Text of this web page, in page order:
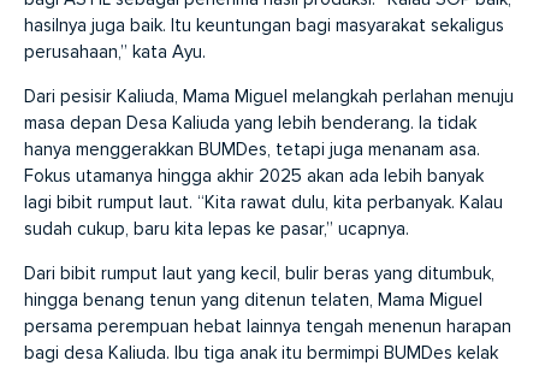
hasilnya juga baik. Itu keuntungan bagi masyarakat sekaligus
perusahaan,” kata Ayu.
Dari pesisir Kaliuda, Mama Miguel melangkah perlahan menuju
masa depan Desa Kaliuda yang lebih benderang. Ia tidak
hanya menggerakkan BUMDes, tetapi juga menanam asa.
Fokus utamanya hingga akhir 2025 akan ada lebih banyak
lagi bibit rumput laut. “Kita rawat dulu, kita perbanyak. Kalau
sudah cukup, baru kita lepas ke pasar,” ucapnya.
Dari bibit rumput laut yang kecil, bulir beras yang ditumbuk,
hingga benang tenun yang ditenun telaten, Mama Miguel
persama perempuan hebat lainnya tengah menenun harapan
bagi desa Kaliuda. Ibu tiga anak itu bermimpi BUMDes kelak